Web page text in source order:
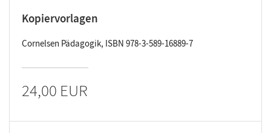
Kopiervorlagen
Cornelsen Pädagogik, ISBN 978-3-589-16889-7
24,00 EUR